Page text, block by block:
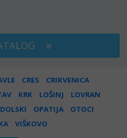
CRES
CRIKVENICA
KRK LOŠINJ
LOVRAN
OPATIJA
OTOCI
VIŠKOVO